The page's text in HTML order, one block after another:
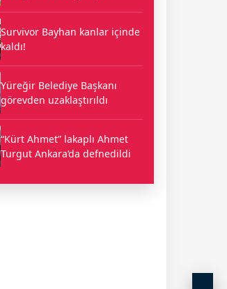
Survivor Bayhan kanlar içinde
kaldı!
Yüreğir Belediye Başkanı
görevden uzaklaştırıldı
“Kürt Ahmet” lakaplı Ahmet
Turgut Ankara’da defnedildi